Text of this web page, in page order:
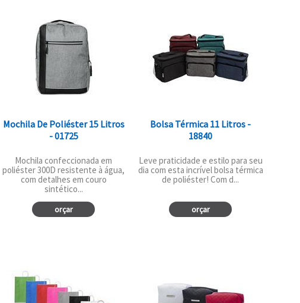
Mochila De Poliéster 15 Litros
- 01725
Mochila confeccionada em
poliéster 300D resistente à água,
com detalhes em couro
sintético...
orçar
Bolsa Térmica 11 Litros -
18840
Leve praticidade e estilo para seu
dia com esta incrível bolsa térmica
de poliéster! Com d...
orçar